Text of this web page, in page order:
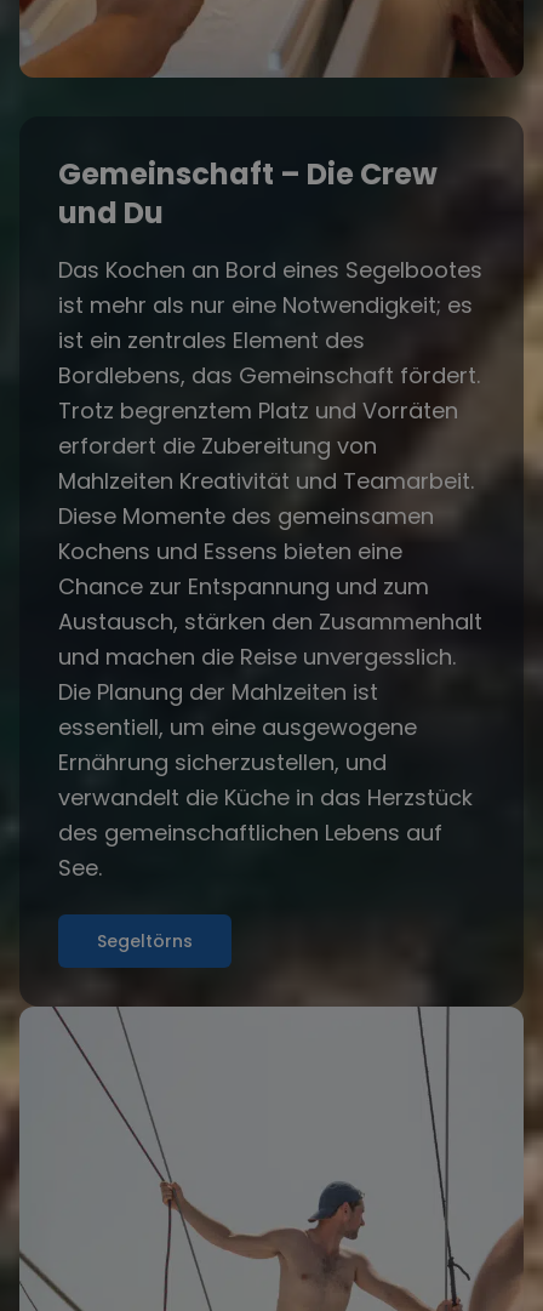
Gemeinschaft – Die Crew
und Du
Das Kochen an Bord eines Segelbootes
ist mehr als nur eine Notwendigkeit; es
ist ein zentrales Element des
Bordlebens, das Gemeinschaft fördert.
Trotz begrenztem Platz und Vorräten
erfordert die Zubereitung von
Mahlzeiten Kreativität und Teamarbeit.
Diese Momente des gemeinsamen
Kochens und Essens bieten eine
Chance zur Entspannung und zum
Austausch, stärken den Zusammenhalt
und machen die Reise unvergesslich.
Die Planung der Mahlzeiten ist
essentiell, um eine ausgewogene
Ernährung sicherzustellen, und
verwandelt die Küche in das Herzstück
des gemeinschaftlichen Lebens auf
See.
Segeltörns